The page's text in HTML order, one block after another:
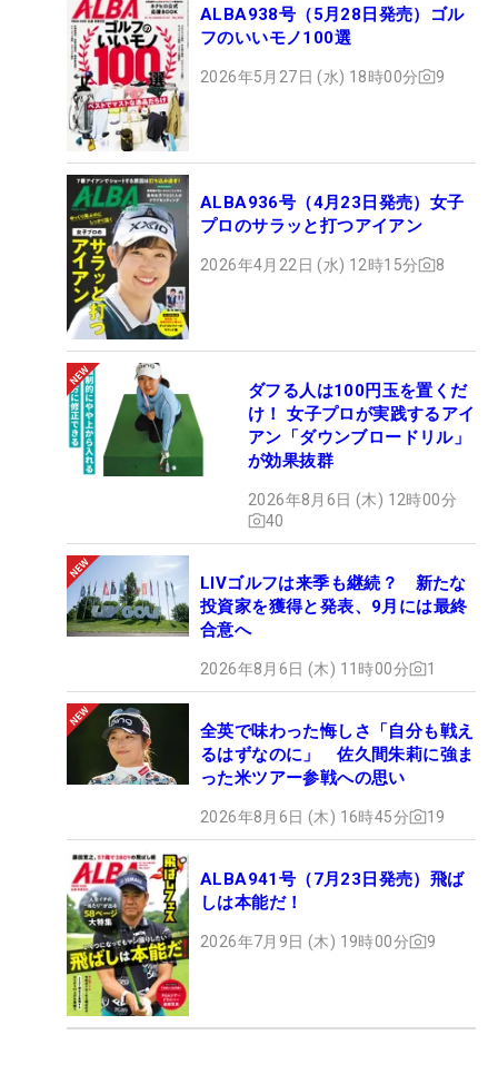
ALBA938号（5月28日発売）ゴル
フのいいモノ100選
2026年5月27日 (水) 18時00分 9
ALBA936号（4月23日発売）女子
プロのサラッと打つアイアン
2026年4月22日 (水) 12時15分 8
ダフる人は100円玉を置くだ
け！ 女子プロが実践するアイ
アン「ダウンブロードリル」
が効果抜群
2026年8月6日 (木) 12時00分
40
LIVゴルフは来季も継続？ 新たな
投資家を獲得と発表、9月には最終
合意へ
2026年8月6日 (木) 11時00分 1
全英で味わった悔しさ「自分も戦え
るはずなのに」 佐久間朱莉に強ま
った米ツアー参戦への思い
2026年8月6日 (木) 16時45分 19
ALBA941号（7月23日発売）飛ば
しは本能だ！
2026年7月9日 (木) 19時00分 9